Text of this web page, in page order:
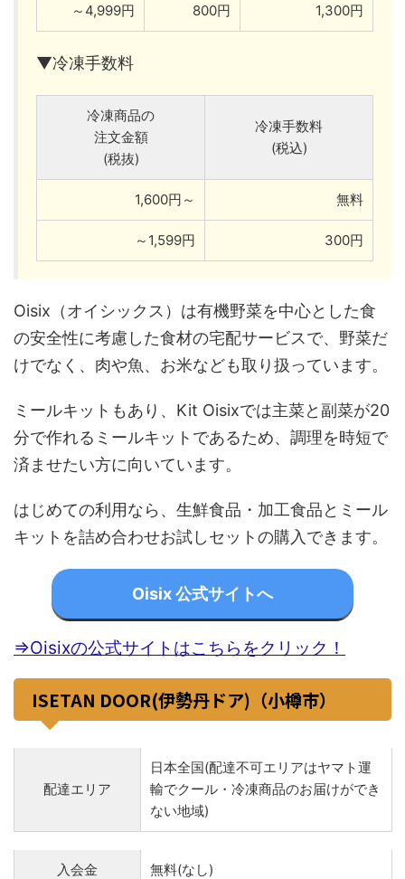
～4,999円 800円 1,300円
▼冷凍手数料
冷凍商品の
注文金額
(税抜)
冷凍手数料
(税込)
1,600円～ 無料
～1,599円 300円
Oisix（オイシックス）は有機野菜を中心とした食
の安全性に考慮した食材の宅配サービスで、野菜だ
けでなく、肉や魚、お米なども取り扱っています。
ミールキットもあり、Kit Oisixでは主菜と副菜が20
分で作れるミールキットであるため、調理を時短で
済ませたい方に向いています。
はじめての利用なら、生鮮食品・加工食品とミール
キットを詰め合わせお試しセットの購入できます。
Oisix 公式サイトへ
⇒Oisixの公式サイトはこちらをクリック！
ISETAN DOOR(伊勢丹ドア)（小樽市）
配達エリア
日本全国(配達不可エリアはヤマト運
輸でクール・冷凍商品のお届けができ
ない地域)
入会金 無料(なし)